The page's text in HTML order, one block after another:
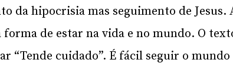
da hipocrisia mas seguimento de
forma de estar na vida e no mundo. O
“Tende cuidado”. É fácil seguir o mundo